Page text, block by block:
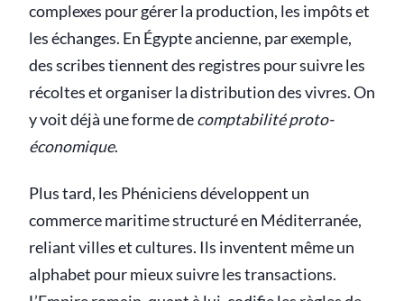
complexes pour gérer la production, les impôts et
les échanges. En Égypte ancienne, par exemple,
des scribes tiennent des registres pour suivre les
récoltes et organiser la distribution des vivres. On
y voit déjà une forme decomptabilité proto-
économique.
Plus tard, les Phéniciens développent un
commerce maritime structuré en Méditerranée,
reliant villes et cultures. Ils inventent même un
alphabet pour mieux suivre les transactions.